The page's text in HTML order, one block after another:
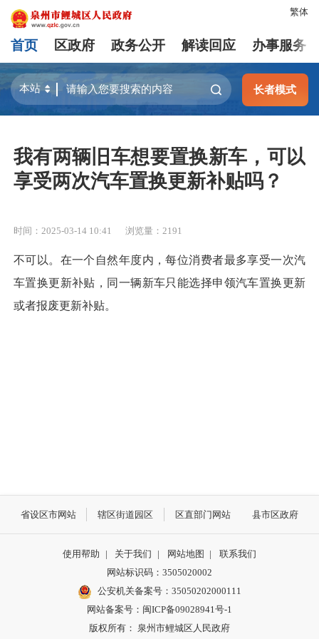
繁体
首页 区政府 政务公开 解读回应 办事服务
长者模式
我有两辆旧车想要置换新车，可以
享受两次汽车置换更新补贴吗？
时间：2025-03-14 10:41 浏览量： 2191
不可以。在一个自然年度内，每位消费者最多享受一次汽
车置换更新补贴，同一辆新车只能选择申领汽车置换更新
或者报废更新补贴。
省设区市网站 辖区街道园区 区直部门网站 县市区政府
使用帮助 | 关于我们 | 网站地图 |
联系我们
网站标识码：3505020002
公安机关备案号：35050202000111
网站备案号：闽ICP备09028941号-1
版权所有： 泉州市鲤城区人民政府